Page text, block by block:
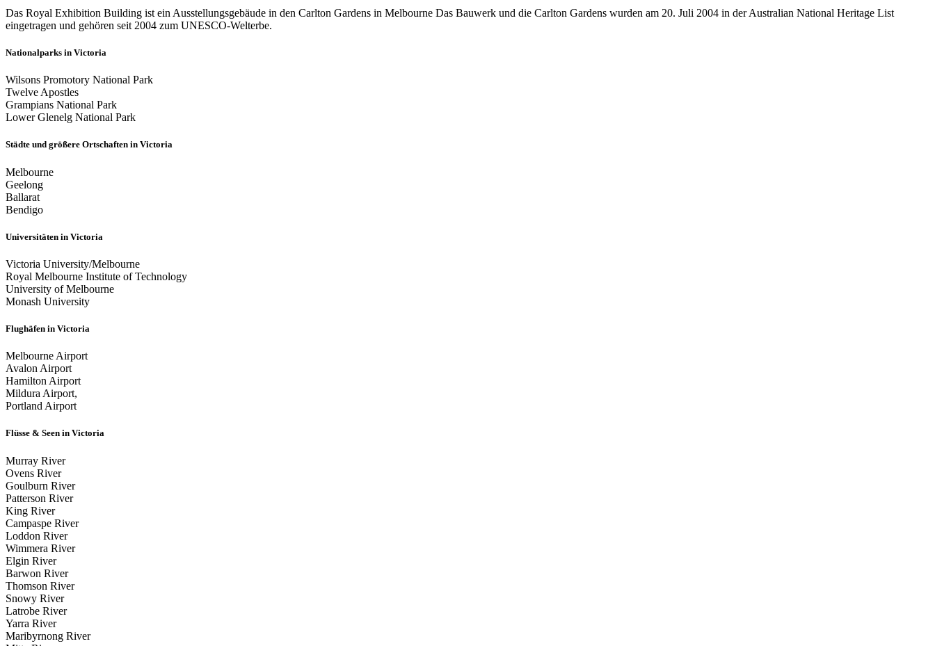
Das Royal Exhibition Building ist ein Ausstellungsgebäude in den Carlton Gardens in Melbourne Das Bauwerk und die Carlton Gardens wurden am 20. Juli 2004 in der Australian National Heritage List
eingetragen und gehören seit 2004 zum UNESCO-Welterbe.
Nationalparks in Victoria
Wilsons Promotory National Park
Twelve Apostles
Grampians National Park
Lower Glenelg National Park
Städte und größere Ortschaften in Victoria
Melbourne
Geelong
Ballarat
Bendigo
Universitäten in Victoria
Victoria University/Melbourne
Royal Melbourne Institute of Technology
University of Melbourne
Monash University
Flughäfen in Victoria
Melbourne Airport
Avalon Airport
Hamilton Airport
Mildura Airport,
Portland Airport
Flüsse & Seen in Victoria
Murray River
Ovens River
Goulburn River
Patterson River
King River
Campaspe River
Loddon River
Wimmera River
Elgin River
Barwon River
Thomson River
Snowy River
Latrobe River
Yarra River
Maribyrnong River